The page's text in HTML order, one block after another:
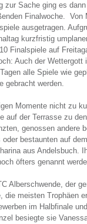
zur Sache ging es
Finalwoche. Von
ausgetragen.
kurzfristig
Finalspiele auf
Auch der Wettergott
alle Spiele wie
gebracht werden.
Momente nicht zu
auf der Terrasse zu
genossen andere
bestaunten auf
aus Andelsbuch.
öfters genannt
Alberschwende, der
die meisten Trophäen
im Halbfinale
besiegte sie